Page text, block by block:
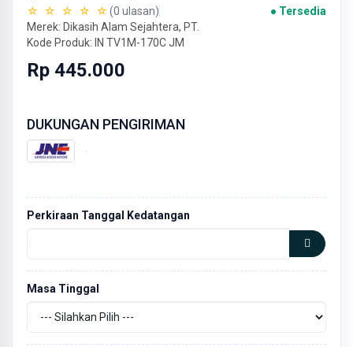
☆ ☆ ☆ ☆ ☆ (0 ulasan)
● Tersedia
Merek: Dikasih Alam Sejahtera, PT.
Kode Produk: IN TV1M-170C JM
Rp 445.000
DUKUNGAN PENGIRIMAN
Perkiraan Tanggal Kedatangan
Masa Tinggal